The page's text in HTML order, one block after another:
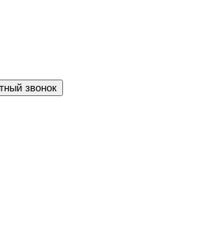
звонок